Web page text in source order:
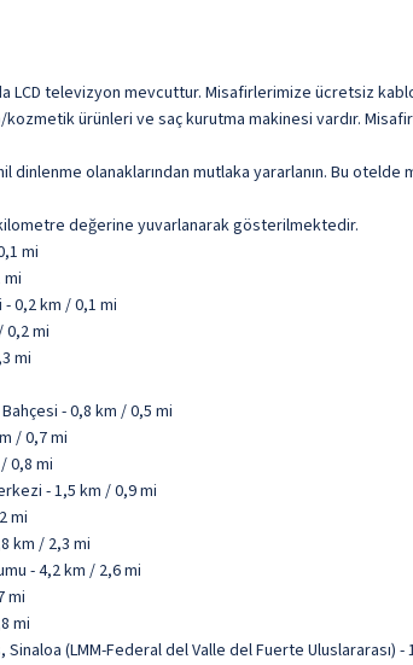
LCD televizyon mevcuttur. Misafirlerimize ücretsiz
ürünleri ve saç kurutma makinesi vardır.
dinlenme olanaklarından mutlaka yararlanın. Bu
kilometre değerine yuvarlanarak gösterilmektedir.
mi
mi
0,2 km / 0,1 mi
0,2 mi
mi
- 0,8 km / 0,5 mi
/ 0,7 mi
0,8 mi
- 1,5 km / 0,9 mi
mi
km / 2,3 mi
- 4,2 km / 2,6 mi
mi
mi
Sinaloa (LMM-Federal del Valle del Fuerte Uluslararası) -